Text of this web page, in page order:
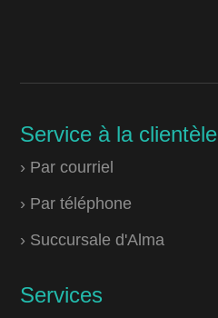
Service à la clientèle
› Par courriel
› Par téléphone
› Succursale d'Alma
Services